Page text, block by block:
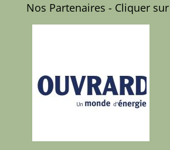
Nos Partenaires - Cliquer